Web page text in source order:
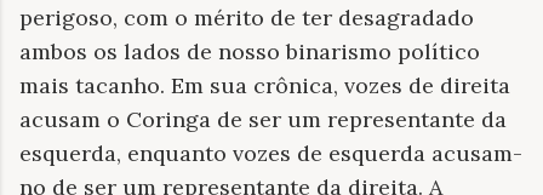
perigoso, com o mérito de ter desagradado
ambos os lados de nosso binarismo político
mais tacanho. Em sua crônica, vozes de direita
acusam o Coringa de ser um representante da
esquerda, enquanto vozes de esquerda acusam-
no de ser um representante da direita. A